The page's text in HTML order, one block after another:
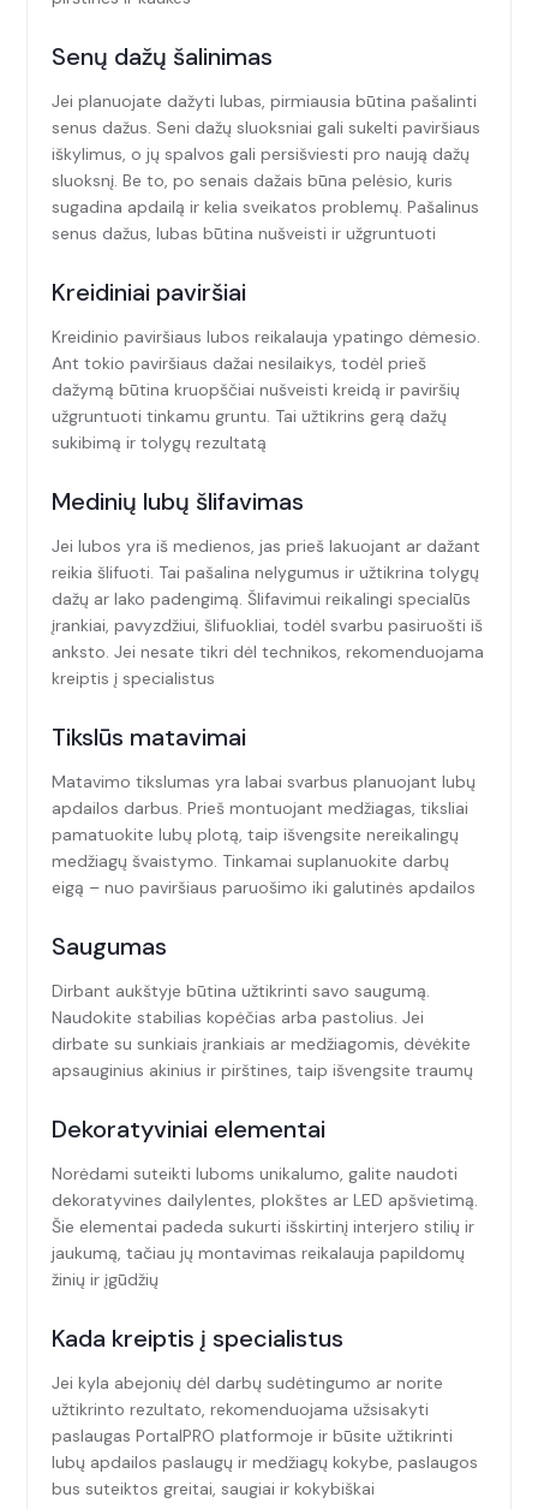
Senų dažų šalinimas
Jei planuojate dažyti lubas, pirmiausia būtina pašalinti
senus dažus. Seni dažų sluoksniai gali sukelti paviršiaus
iškylimus, o jų spalvos gali persišviesti pro naują dažų
sluoksnį. Be to, po senais dažais būna pelėsio, kuris
sugadina apdailą ir kelia sveikatos problemų. Pašalinus
senus dažus, lubas būtina nušveisti ir užgruntuoti
Kreidiniai paviršiai
Kreidinio paviršiaus lubos reikalauja ypatingo dėmesio.
Ant tokio paviršiaus dažai nesilaikys, todėl prieš
dažymą būtina kruopščiai nušveisti kreidą ir paviršių
užgruntuoti tinkamu gruntu. Tai užtikrins gerą dažų
sukibimą ir tolygų rezultatą
Medinių lubų šlifavimas
Jei lubos yra iš medienos, jas prieš lakuojant ar dažant
reikia šlifuoti. Tai pašalina nelygumus ir užtikrina tolygų
dažų ar lako padengimą. Šlifavimui reikalingi specialūs
įrankiai, pavyzdžiui, šlifuokliai, todėl svarbu pasiruošti iš
anksto. Jei nesate tikri dėl technikos, rekomenduojama
kreiptis į specialistus
Tikslūs matavimai
Matavimo tikslumas yra labai svarbus planuojant lubų
apdailos darbus. Prieš montuojant medžiagas, tiksliai
pamatuokite lubų plotą, taip išvengsite nereikalingų
medžiagų švaistymo. Tinkamai suplanuokite darbų
eigą – nuo paviršiaus paruošimo iki galutinės apdailos
Saugumas
Dirbant aukštyje būtina užtikrinti savo saugumą.
Naudokite stabilias kopėčias arba pastolius. Jei
dirbate su sunkiais įrankiais ar medžiagomis, dėvėkite
apsauginius akinius ir pirštines, taip išvengsite traumų
Dekoratyviniai elementai
Norėdami suteikti luboms unikalumo, galite naudoti
dekoratyvines dailylentes, plokštes ar LED apšvietimą.
Šie elementai padeda sukurti išskirtinį interjero stilių ir
jaukumą, tačiau jų montavimas reikalauja papildomų
žinių ir įgūdžių
Kada kreiptis į specialistus
Jei kyla abejonių dėl darbų sudėtingumo ar norite
užtikrinto rezultato, rekomenduojama užsisakyti
paslaugas PortalPRO platformoje ir būsite užtikrinti
lubų apdailos paslaugų ir medžiagų kokybe, paslaugos
bus suteiktos greitai, saugiai ir kokybiškai